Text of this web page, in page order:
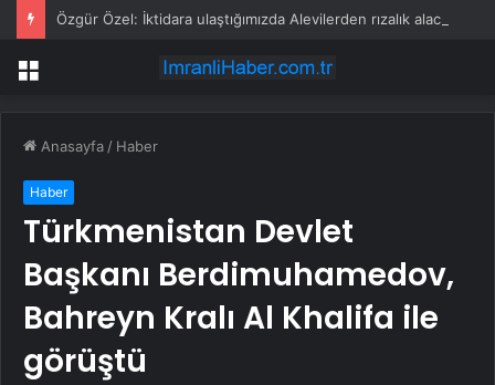
Menü
Anasayfa / Haber
Haber
Türkmenistan Devlet
Başkanı Berdimuhamedov,
Bahreyn Kralı Al Khalifa ile
görüştü